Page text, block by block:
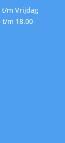
t/m Vrijdag
t/m 18.00